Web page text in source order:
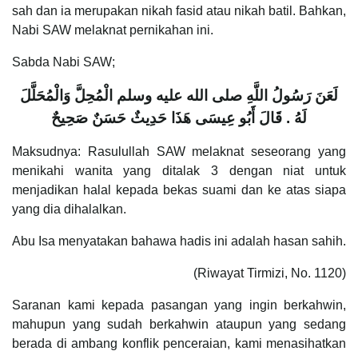
sah dan ia merupakan nikah fasid atau nikah batil. Bahkan,
Nabi SAW melaknat pernikahan ini.
Sabda Nabi SAW;
لَعَنَ رَسُولُ اللَّهِ صلى الله عليه وسلم الْمُحِلَّ وَالْمُحَلَّلَ
لَهُ ‏.‏ قَالَ أَبُو عِيسَى هَذَا حَدِيثٌ حَسَنٌ صَحِيحٌ
Maksudnya: Rasulullah SAW melaknat seseorang yang
menikahi wanita yang ditalak 3 dengan niat untuk
menjadikan halal kepada bekas suami dan ke atas siapa
yang dia dihalalkan.
Abu Isa menyatakan bahawa hadis ini adalah hasan sahih.
(Riwayat Tirmizi, No. 1120)
Saranan kami kepada pasangan yang ingin berkahwin,
mahupun yang sudah berkahwin ataupun yang sedang
berada di ambang konflik penceraian, kami menasihatkan